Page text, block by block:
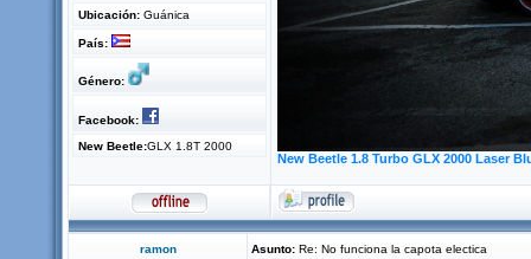
Ubicación: Guánica
País:
Género:
Facebook:
New Beetle:GLX 1.8T 2000
New Beetle 1.8 Turbo GLX 2000 Laser
ramon Asunto: Re: No funciona la capota electica